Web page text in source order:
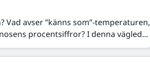
avser ”känns som”-temperaturen,
procentsiffror? I denna vägled...